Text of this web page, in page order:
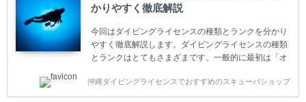
かりやすく徹底解説
今回はダイビングライセンスの種類とランクを分かり
やすく徹底解説します。ダイビングライセンスの種類
とランクはとてもさまざまです。一般的に最初は「オ
す。 ダイビングのライセンスカードはダイビングの教
育機関もしくは指導団体が発行しています。教育機関
沖縄ダイビングライセンスでおすすめのスキューバショップ